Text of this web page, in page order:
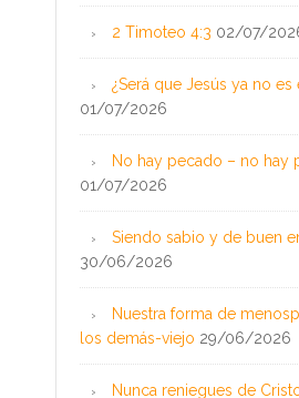
2 Timoteo 4:3 02/07/
¿Será que Jesús ya no es
01/07/2026
No hay pecado – no hay
01/07/2026
Siendo sabio y de buen
30/06/2026
Nuestra forma de
los demás-viejo 29/06/2026
Nunca reniegues de